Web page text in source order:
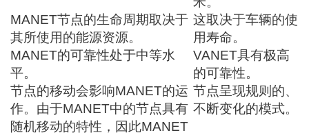
MANET节点的生命周期取决于
其所使用的能源资源。
这取决于车辆的使
用寿命。
MANET的可靠性处于中等水
平。
VANET具有极高
的可靠性。
节点的移动会影响MANET的运
作。由于MANET中的节点具有
随机移动的特性，因此MANET
节点呈现规则的、
不断变化的模式。